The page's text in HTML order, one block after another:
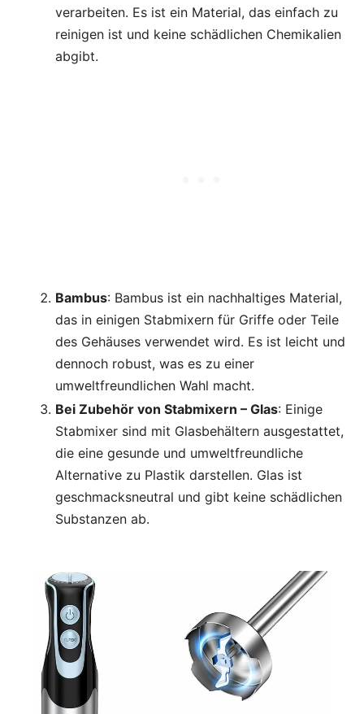
verarbeiten. Es ist ein Material, das einfach zu
reinigen ist und keine schädlichen Chemikalien
abgibt.
Bambus: Bambus ist ein nachhaltiges Material,
das in einigen Stabmixern für Griffe oder Teile
des Gehäuses verwendet wird. Es ist leicht und
dennoch robust, was es zu einer
umweltfreundlichen Wahl macht.
Bei Zubehör von Stabmixern – Glas: Einige
Stabmixer sind mit Glasbehältern ausgestattet,
die eine gesunde und umweltfreundliche
Alternative zu Plastik darstellen. Glas ist
geschmacksneutral und gibt keine schädlichen
Substanzen ab.